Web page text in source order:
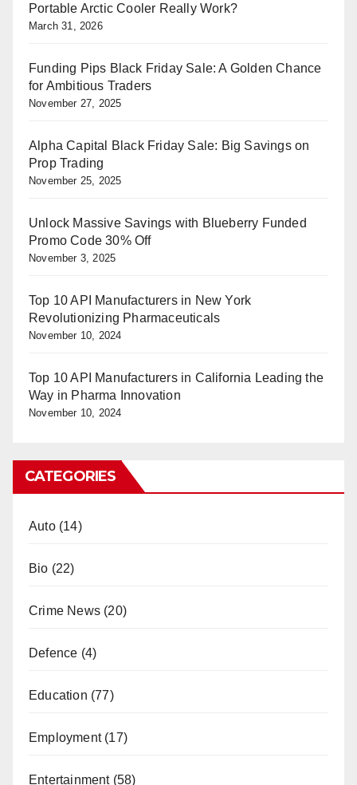
Portable Arctic Cooler Really Work?
March 31, 2026
Funding Pips Black Friday Sale: A Golden Chance
for Ambitious Traders
November 27, 2025
Alpha Capital Black Friday Sale: Big Savings on
Prop Trading
November 25, 2025
Unlock Massive Savings with Blueberry Funded
Promo Code 30% Off
November 3, 2025
Top 10 API Manufacturers in New York
Revolutionizing Pharmaceuticals
November 10, 2024
Top 10 API Manufacturers in California Leading the
Way in Pharma Innovation
November 10, 2024
CATEGORIES
Auto(14)
Bio (22)
Crime News (20)
Defence (4)
Education (77)
Employment(17)
Entertainment(58)